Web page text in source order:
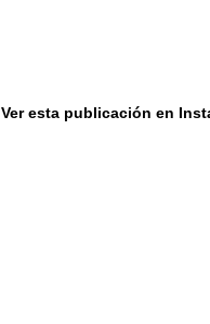
Ver esta publicación en